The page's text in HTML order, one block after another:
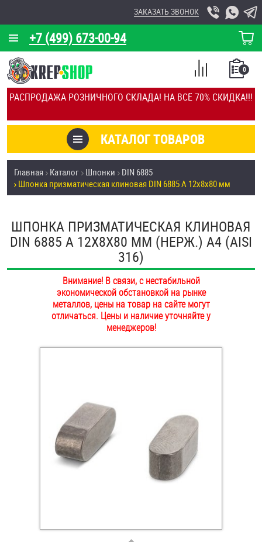
РАСПРОДАЖА РОЗНИЧНОГО СКЛАДА! НА ВСЁ 70% СКИДКА!!!
+7 (499) 673-00-94
ЗАКАЗАТЬ ЗВОНОК
КОРЗИНА
О КОМПАНИИ
КАЛЬКУЛЯТОР
ОТЗЫВЫ
УСЛУГИ
СКИДКИ
ОПТ
ПОКУПАТЕЛЯМ
ОПЛАТА И ДОСТАВКА
НАШИ МАГАЗИНЫ
КАТАЛОГ ТОВАРОВ
0
СПИСОК
СРАВНЕНИЕ
Товары со скидкой
Анкеры
Антивандальный крепёж, инструмент
Заклепки (Гайки-Заклепки)
Инструмент
Крюки, кольца с метрической резьбой
Главная Каталог Шпонки
DIN 6885
Шпонка призматическая клиновая DIN 6885 А 12х8х80 мм
ШПОНКА ПРИЗМАТИЧЕСКАЯ КЛИНОВАЯ
DIN 6885 А 12Х8Х80 ММ (НЕРЖ.) A4 (AISI
316)
Внимание! В связи, с нестабильной
экономической обстановкой на рынке
металлов, цены на товар на сайте могут
отличаться. Цены и наличие уточняйте у
менеджеров!